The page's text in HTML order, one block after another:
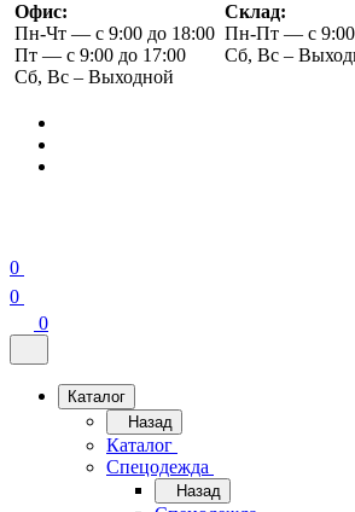
Офис:
Пн-Чт — с 9:00 до 18:00
Пт — с 9:00 до 17:00
Сб, Вс – Выходной
Склад:
Пн-Пт — с 9:00
Сб, Вс –
0
0
0
Каталог
Назад
Каталог
Спецодежда
Назад